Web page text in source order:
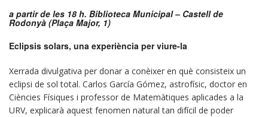
a partir de les 18 h. Biblioteca Municipal – Castell de
Rodonyà (Plaça Major, 1)
Eclipsis solars, una experiència per viure-la
Xerrada divulgativa per donar a conèixer en què consisteix un
eclipsi de sol total. Carlos García Gómez, astrofísic, doctor en
Ciències Físiques i professor de Matemàtiques aplicades a la
URV, explicarà aquest fenomen natural tan difícil de poder